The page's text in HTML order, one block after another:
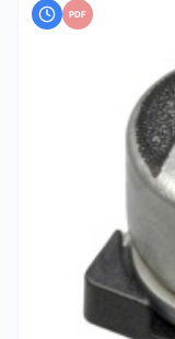
PDF